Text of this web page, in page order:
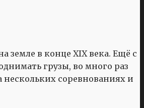
в конце XIX века. Ещё с
грузы, во много раз
соревнованиях и